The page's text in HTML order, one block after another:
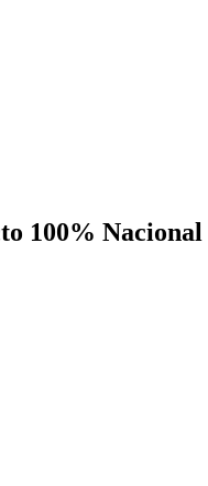
100% Nacional